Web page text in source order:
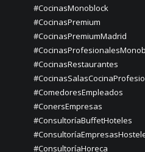
#CocinasMonoblock
#CocinasPremium
#CocinasPremiumMadrid
#CocinasRestaurantes
#ComedoresEmpleados
#ConersEmpresas
#ConsultoríaBuffetHoteles
#ConsultoríaHoreca